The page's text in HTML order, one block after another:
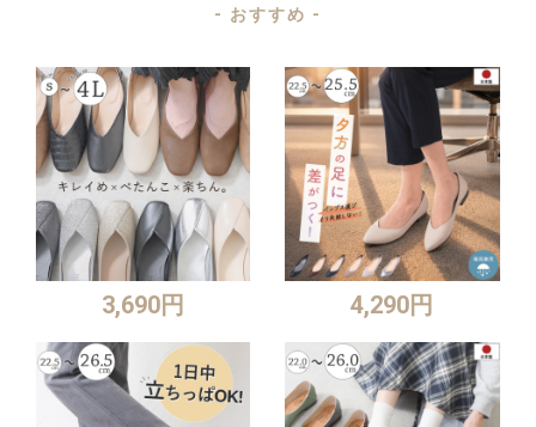
- おすすめ -
3,690円 4,290円